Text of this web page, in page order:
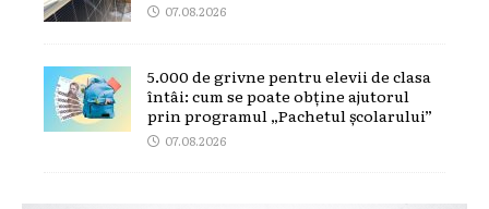
07.08.2026
5.000 de grivne pentru elevii de clasa
întâi: cum se poate obține ajutorul
prin programul „Pachetul școlarului”
07.08.2026